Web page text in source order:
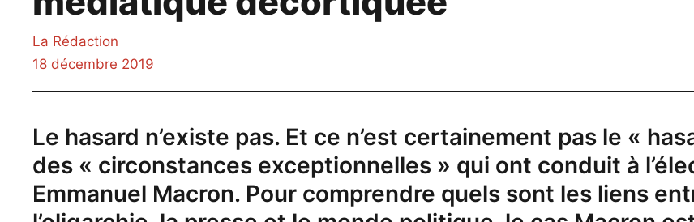
La Rédaction
18 décembre 2019
Le hasard n’existe pas. Et ce n’est certainement pas le «
des « circonstances exceptionnelles » qui ont conduit à
Emmanuel Macron. Pour comprendre quels sont les liens